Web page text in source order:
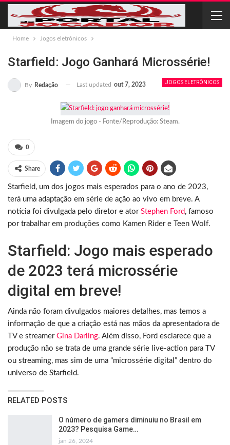
Home Jogos eletrônicos
Starfield: Jogo Ganhará Microssérie!
JOGOS ELETRÔNICOS
By Redação Last updated out 7, 2023
Imagem do jogo - Fonte/Reprodução: Steam.
0
Share
Starfield, um dos jogos mais esperados para o ano de 2023,
terá uma adaptação em série de ação ao vivo em breve. A
notícia foi divulgada pelo diretor e ator Stephen Ford, famoso
por trabalhar em produções como Kamen Rider e Teen Wolf.
Starfield: Jogo mais esperado
de 2023 terá microssérie
digital em breve!
Ainda não foram divulgados maiores detalhes, mas temos a
informação de que a criação está nas mãos da apresentadora de
TV e streamer Gina Darling. Além disso, Ford esclarece que a
produção não se trata de uma grande série live-action para TV
ou streaming, mas sim de uma “microssérie digital” dentro do
universo de Starfield.
RELATED POSTS
O número de gamers diminuiu no Brasil em
2023? Pesquisa Game…
jan 26, 2024